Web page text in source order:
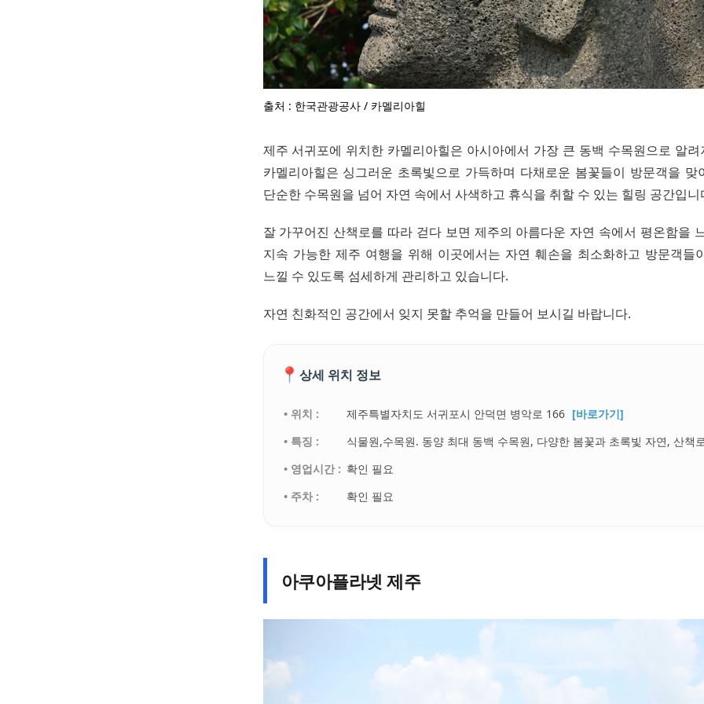
출처 : 한국관광공사 / 카멜리아힐
제주 서귀포에 위치한 카멜리아힐은 아시아에서 가장 큰 동백 수목원으로 알
카멜리아힐은 싱그러운 초록빛으로 가득하며 다채로운 봄꽃들이 방문객을 맞
단순한 수목원을 넘어 자연 속에서 사색하고 휴식을 취할 수 있는 힐링 공간입니
잘 가꾸어진 산책로를 따라 걷다 보면 제주의 아름다운 자연 속에서 평온함을
지속 가능한 제주 여행을 위해 이곳에서는 자연 훼손을 최소화하고 방문객들
느낄 수 있도록 섬세하게 관리하고 있습니다.
자연 친화적인 공간에서 잊지 못할 추억을 만들어 보시길 바랍니다.
📍 상세 위치 정보
• 위치 : 제주특별자치도 서귀포시 안덕면 병악로 166 [바로가기]
• 특징 :
식물원,수목원. 동양 최대 동백 수목원, 다양한 봄꽃과 초록빛 자연, 산책
• 영업시간 : 확인 필요
• 주차 :
확인 필요
아쿠아플라넷 제주